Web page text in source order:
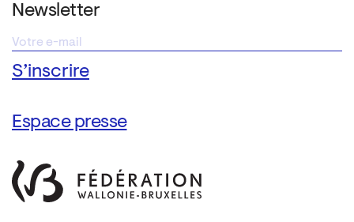
Newsletter
Espace presse